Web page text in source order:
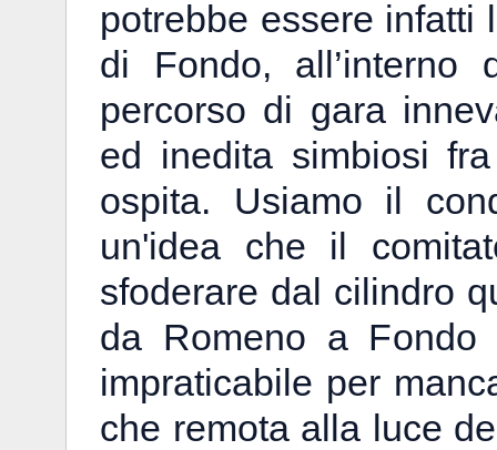
potrebbe essere infatti
di Fondo, all’interno
percorso di gara
ed inedita simbiosi
ospita. Usiamo il
un'idea che il
sfoderare dal cilindro
da Romeno a Fondo
impraticabile per
che remota alla luce